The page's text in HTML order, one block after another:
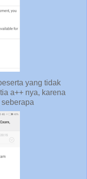
yang tidak
a++ nya, karena